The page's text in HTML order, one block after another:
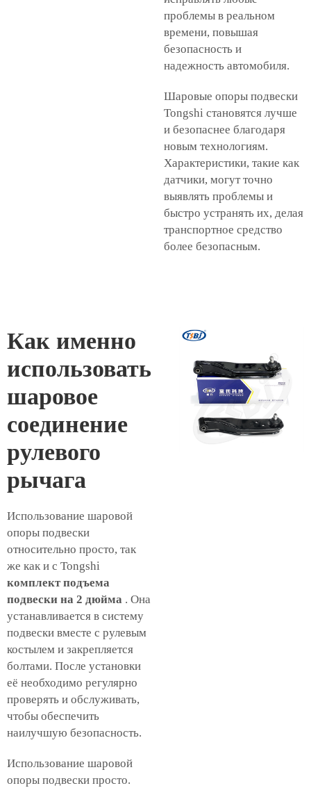
проблемы в реальном
времени, повышая
безопасность и
надежность автомобиля.
Шаровые опоры подвески
Tongshi становятся лучше
и безопаснее благодаря
новым технологиям.
Характеристики, такие как
датчики, могут точно
выявлять проблемы и
быстро устранять их, делая
транспортное средство
более безопасным.
Как именно
использовать
шаровое
соединение
рулевого
рычага
Использование шаровой
опоры подвески
относительно просто, так
же как и с Tongshi
комплект подъема
подвески на 2 дюйма . Она
устанавливается в систему
подвески вместе с рулевым
костылем и закрепляется
болтами. После установки
её необходимо регулярно
проверять и обслуживать,
чтобы обеспечить
наилучшую безопасность.
Использование шаровой
опоры подвески просто.